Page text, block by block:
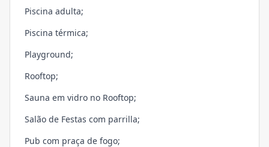
Piscina adulta;
Piscina térmica;
Playground;
Rooftop;
Sauna em vidro no Rooftop;
Salão de Festas com parrilla;
Pub com praça de fogo;